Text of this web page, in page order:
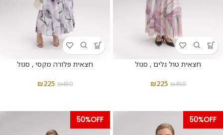
חצאית טול גלים , סגול
₪450
₪225
חצאית פלורה מקסי , סגול
₪450
₪225
50%OFF
50%OFF